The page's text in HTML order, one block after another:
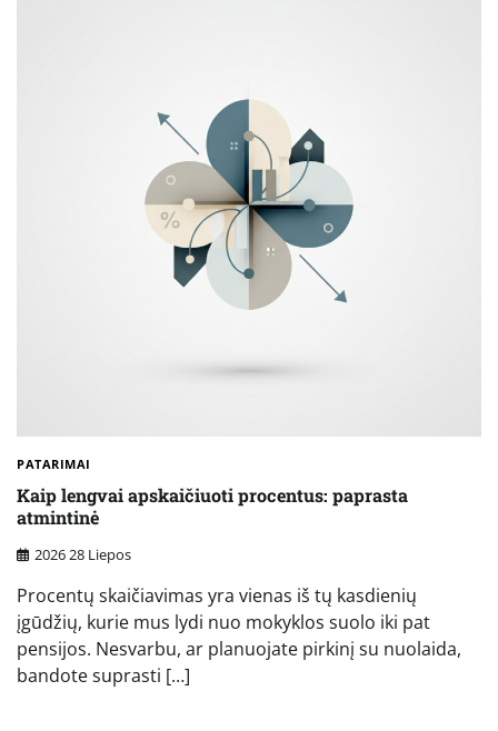
PATARIMAI
Kaip lengvai apskaičiuoti procentus: paprasta
atmintinė
2026 28 Liepos
Procentų skaičiavimas yra vienas iš tų kasdienių
įgūdžių, kurie mus lydi nuo mokyklos suolo iki pat
pensijos. Nesvarbu, ar planuojate pirkinį su nuolaida,
bandote suprasti […]